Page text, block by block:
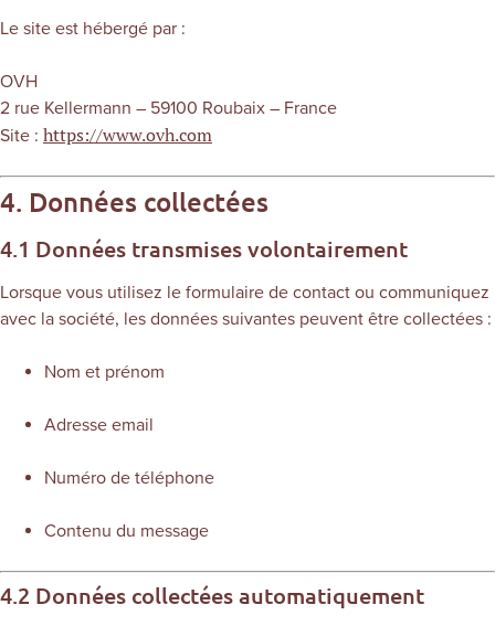
Le site est hébergé par :
OVH
2 rue Kellermann – 59100 Roubaix – France
Site : https://www.ovh.com
4. Données collectées
4.1 Données transmises volontairement
Lorsque vous utilisez le formulaire de contact ou communiquez
avec la société, les données suivantes peuvent être collectées :
Nom et prénom
Adresse email
Numéro de téléphone
Contenu du message
4.2 Données collectées automatiquement